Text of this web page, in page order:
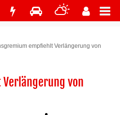
empfiehlt Verlängerung von
von